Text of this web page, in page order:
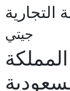
التجارية
جيتي